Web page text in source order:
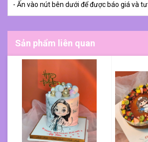
- Ấn vào nút bên dưới để được báo giá và
Sản phẩm liên quan